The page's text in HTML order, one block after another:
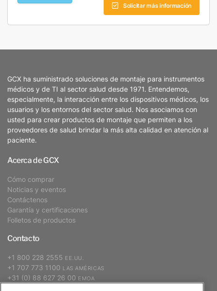
Solicitar más información
GCX ha suministrado soluciones de montaje para instrumentos
médicos y de TI al sector salud desde 1971. Entendemos,
especialmente, la interacción entre los dispositivos médicos, los
usuarios y los entornos del sector salud. Nos asociamos con
usted para crear productos de montaje que permiten a los
proveedores de salud brindar la más alta calidad en atención al
paciente.
Acerca de GCX
Cómo comprar
Noticias y eventos
Contáctenos
Garantía y certificaciones
Folletos de productos
Contacto
+1 800 228 2555 EE.UU.
+1 707 773 1100 LAS AMÉRICAS
+31 (0) 88 627 26 00 EMOA